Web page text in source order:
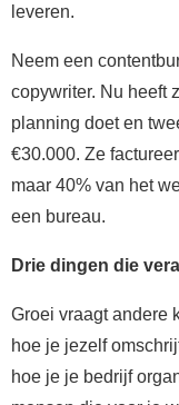
leveren.
Neem een
copywriter. Nu heeft
planning doet en
€30.000. Ze
maar 40% van het
een bureau.
Drie dingen die
Groei vraagt andere
hoe je jezelf
hoe je je bedrijf